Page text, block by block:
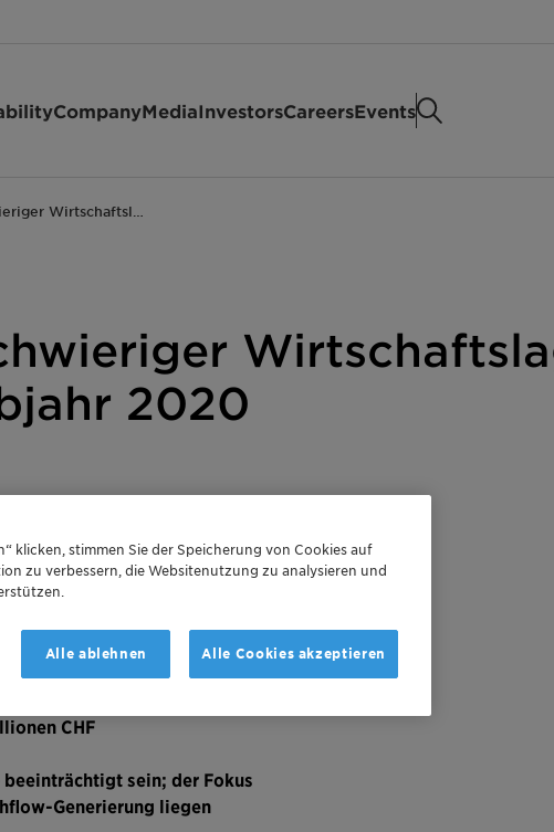
CompanyMediaInvestorsCareersEvents
Wirtschaftsl…
2020
1,945 Milliarden CHF
Ergebnis von 14,9 % im
CHF
sein; der Fokus
Generierung liegen
klicken, stimmen Sie der Speicherung von Cookies auf
zu verbessern, die Websitenutzung zu analysieren und
Alle ablehnen Alle Cookies akzeptieren